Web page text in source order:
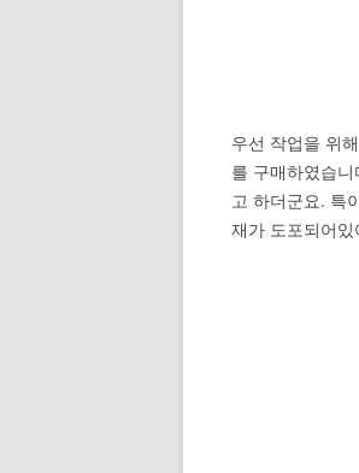
우선 작업을 위
를 구매하였습
고 하더군요. 특
재가 도포되어